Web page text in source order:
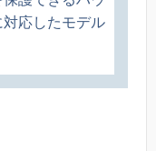
応したモデル